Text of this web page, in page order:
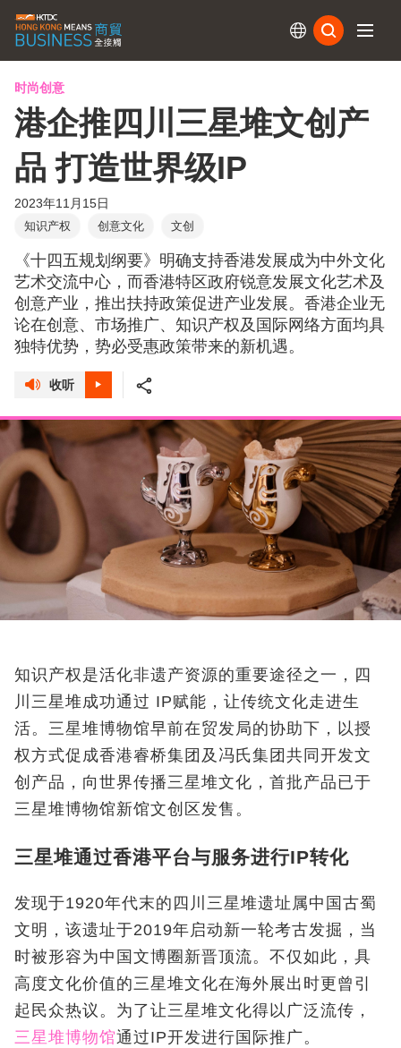
时尚创意
港企推四川三星堆文创产
品 打造世界级IP
2023年11月15日
知识产权 创意文化 文创
《十四五规划纲要》明确支持香港发展成为中外文化
艺术交流中心，而香港特区政府锐意发展文化艺术及
创意产业，推出扶持政策促进产业发展。香港企业无
论在创意、市场推广、知识产权及国际网络方面均具
独特优势，势必受惠政策带来的新机遇。
收听
知识产权是活化非遗产资源的重要途径之一，四
川三星堆成功通过 IP赋能，让传统文化走进生
活。三星堆博物馆早前在贸发局的协助下，以授
权方式促成香港睿桥集团及冯氏集团共同开发文
创产品，向世界传播三星堆文化，首批产品已于
三星堆博物馆新馆文创区发售。
三星堆通过香港平台与服务进行IP转化
发现于1920年代末的四川三星堆遗址属中国古蜀
文明，该遗址于2019年启动新一轮考古发掘，当
时被形容为中国文博圈新晋顶流。不仅如此，具
高度文化价值的三星堆文化在海外展出时更曾引
起民众热议。为了让三星堆文化得以广泛流传，
三星堆博物馆通过IP开发进行国际推广。